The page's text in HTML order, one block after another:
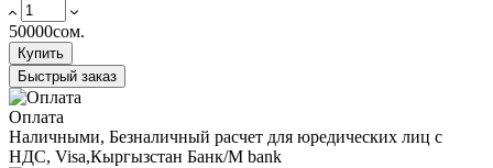
50000сом.
Купить
Быстрый заказ
Оплата
Наличными, Безналичный расчет для юредических лиц с
НДС, Visa,Кыргызстан Банк/M bank